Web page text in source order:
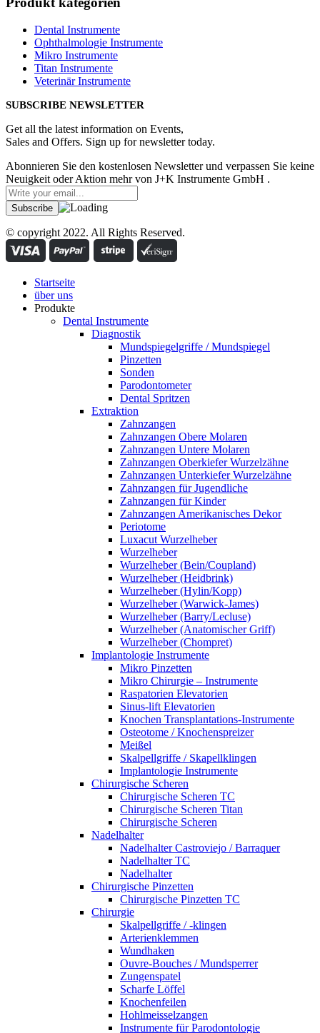
Dental Instrumente
Ophthalmologie Instrumente
Mikro Instrumente
Titan Instrumente
Veterinär Instrumente
SUBSCRIBE NEWSLETTER
Get all the latest information on Events,
Sales and Offers. Sign up for newsletter today.
Abonnieren Sie den kostenlosen Newsletter und verpassen Sie keine
Neuigkeit oder Aktion mehr von J+K Instrumente GmbH .
© copyright 2022. All Rights Reserved.
Startseite
über uns
Produkte
Dental Instrumente
Diagnostik
Mundspiegelgriffe / Mundspiegel
Pinzetten
Sonden
Parodontometer
Dental Spritzen
Extraktion
Zahnzangen
Zahnzangen Obere Molaren
Zahnzangen Untere Molaren
Zahnzangen Oberkiefer Wurzelzähne
Zahnzangen Unterkiefer Wurzelzähne
Zahnzangen für Jugendliche
Zahnzangen für Kinder
Zahnzangen Amerikanisches Dekor
Periotome
Luxacut Wurzelheber
Wurzelheber
Wurzelheber (Bein/Coupland)
Wurzelheber (Heidbrink)
Wurzelheber (Hylin/Kopp)
Wurzelheber (Warwick-James)
Wurzelheber (Barry/Lecluse)
Wurzelheber (Anatomischer Griff)
Wurzelheber (Chompret)
Implantologie Instrumente
Mikro Pinzetten
Mikro Chirurgie – Instrumente
Raspatorien Elevatorien
Sinus-lift Elevatorien
Knochen Transplantations-Instrumente
Osteotome / Knochenspreizer
Meißel
Skalpellgriffe / Skapellklingen
Implantologie Instrumente
Chirurgische Scheren
Chirurgische Scheren TC
Chirurgische Scheren Titan
Chirurgische Scheren
Nadelhalter
Nadelhalter Castroviejo / Barraquer
Nadelhalter TC
Nadelhalter
Chirurgische Pinzetten
Chirurgische Pinzetten TC
Chirurgie
Skalpellgriffe / -klingen
Arterienklemmen
Wundhaken
Ouvre-Bouches / Mundsperrer
Zungenspatel
Scharfe Löffel
Knochenfeilen
Hohlmeisselzangen
Instrumente für Parodontologie